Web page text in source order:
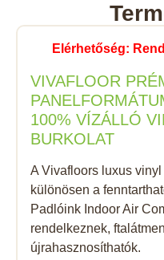
Elérhetőség:
VIVAFLOOR
100% VÍZÁLLÓ
BURKOLAT
A Vivafloors luxus
különösen a
Padlóink Indoor Air
rendelkeznek,
újrahasznosíthatók.